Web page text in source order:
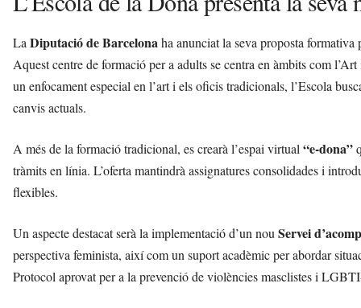
LaDiputació de Barcelonaha anunciat la seva proposta formativa
Aquest centre de formació per a adults se centra en àmbits com
un enfocament especial en l’art i els oficis tradicionals, l’Escola
canvis actuals.
A més de la formació tradicional, es crearà l’espai virtual“e-dona”
tràmits en línia. L’oferta mantindrà assignatures consolidades i
flexibles.
Un aspecte destacat serà la implementació d’un nouServei
perspectiva feminista, així com un suport acadèmic per abordar
Protocol aprovat per a la prevenció de violències masclistes i